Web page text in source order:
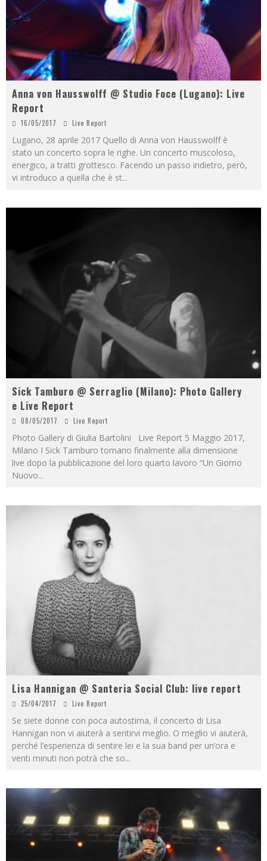
Anna von Hausswolff @ Studio Foce (Lugano): Live
Report
16/05/2017 Live Report
Lugano, 28 aprile 2017 Quello di Anna von Hausswolff è
stato un concerto sopra le righe. Un concerto muscoloso,
energico, a tratti grottesco. Facendo un passo indietro, però,
vi introduco a quella che è st...
Sick Tamburo @ Serraglio (Milano): Photo Gallery
e Live Report
08/05/2017 Live Report
Photo Gallery di Giulia Bartolini Live Report 5 Maggio 2017,
Milano I Sick Tamburo tornano finalmente alla dimensione
live dopo la pubblicazione del loro quarto lavoro “Un Giorno
Nuovo...
Lisa Hannigan @ Santeria Social Club: live report
25/04/2017 Live Report
Se siete donne con poca autostima, il concerto di Lisa
Hannigan non vi aiuterà a sentirvi meglio. O meglio vi aiuterà,
perché l’esperienza di sentire lei e la sua band per un’ora e
venti minuti non potrà che so...